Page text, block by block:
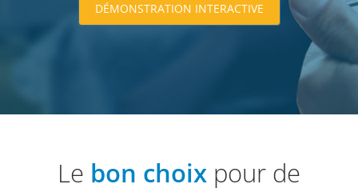
DÉMONSTRATION INTERACTIVE
Le bon choix pour de